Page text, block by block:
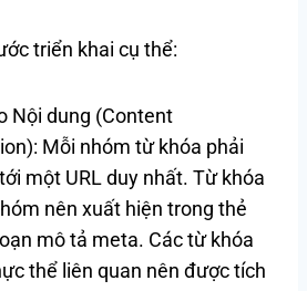
triển khai cụ thể:
Nội dung (Content
Mỗi nhóm từ khóa phải
một URL duy nhất. Từ khóa
nên xuất hiện trong thẻ
mô tả meta. Các từ khóa
thể liên quan nên được tích